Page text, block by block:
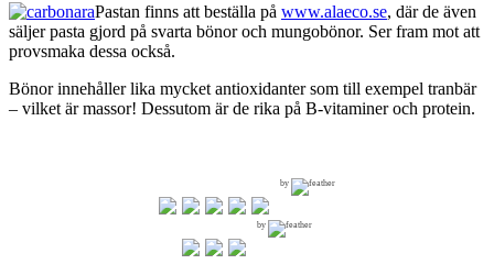
Pastan finns att beställa på www.alaeco.se, där de även
säljer pasta gjord på svarta bönor och mungobönor. Ser fram mot att
provsmaka dessa också.
Bönor innehåller lika mycket antioxidanter som till exempel tranbär
– vilket är massor! Dessutom är de rika på B-vitaminer och protein.
by
by